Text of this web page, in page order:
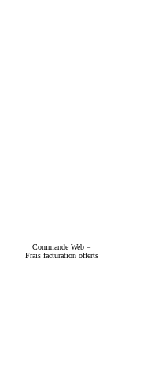
Commande Web =
Frais facturation offerts